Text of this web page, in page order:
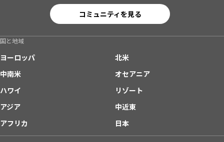
コミュニティを見る
国と地域
ヨーロッパ
北米
中南米
オセアニア
ハワイ
リゾート
アジア
中近東
アフリカ
日本